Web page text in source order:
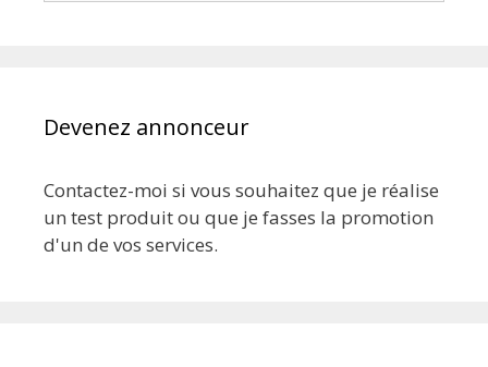
Devenez annonceur
Contactez-moi si vous souhaitez que je réalise
un test produit ou que je fasses la promotion
d'un de vos services.